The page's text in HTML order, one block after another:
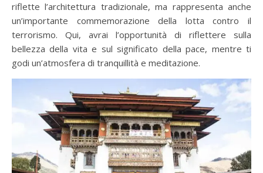
riflette l’architettura tradizionale, ma rappresenta anche
un’importante commemorazione della lotta contro il
terrorismo. Qui, avrai l’opportunità di riflettere sulla
bellezza della vita e sul significato della pace, mentre ti
godi un’atmosfera di tranquillità e meditazione.